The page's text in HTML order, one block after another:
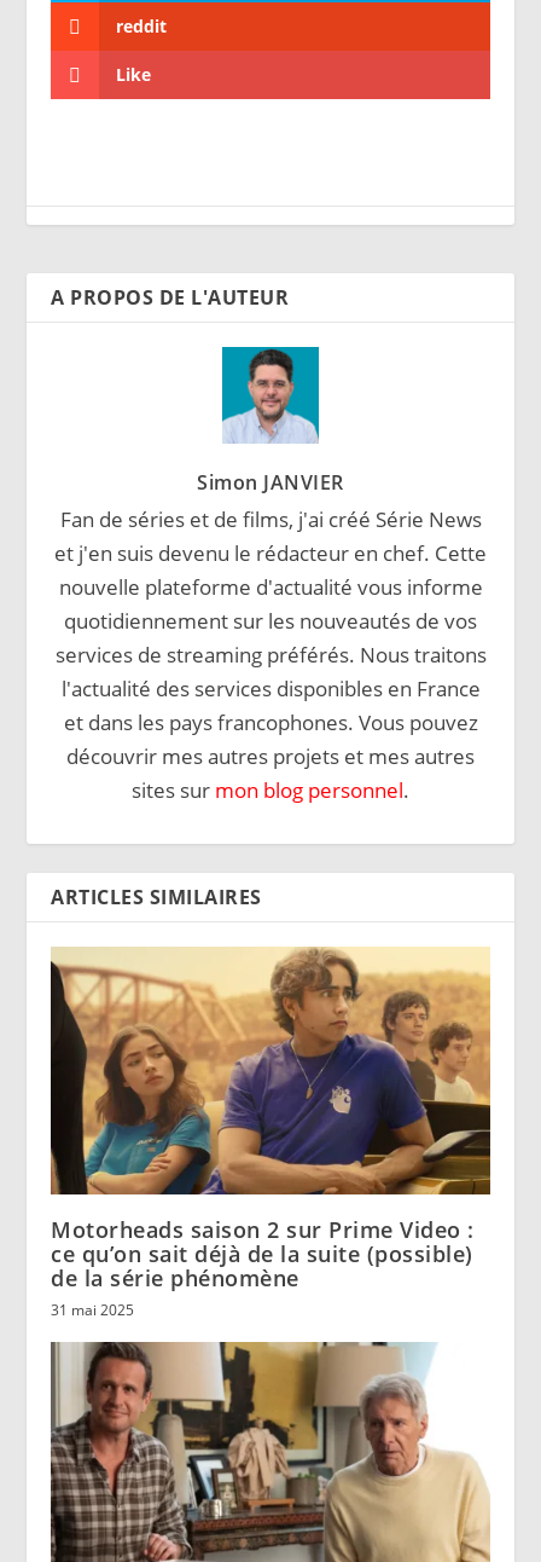
reddit
Like
A PROPOS DE L'AUTEUR
Simon JANVIER
Fan de séries et de films, j'ai créé Série News
et j'en suis devenu le rédacteur en chef. Cette
nouvelle plateforme d'actualité vous informe
quotidiennement sur les nouveautés de vos
services de streaming préférés. Nous traitons
l'actualité des services disponibles en France
et dans les pays francophones. Vous pouvez
découvrir mes autres projets et mes autres
sites sur mon blog personnel.
ARTICLES SIMILAIRES
Motorheads saison 2 sur Prime Video :
ce qu’on sait déjà de la suite (possible)
de la série phénomène
31 mai 2025